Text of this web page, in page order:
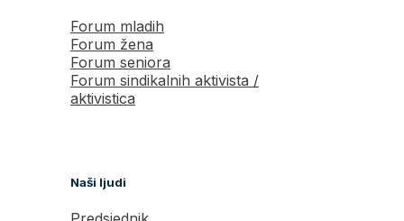
Forum mladih
Forum žena
Forum seniora
Forum sindikalnih aktivista /
aktivistica
Naši ljudi